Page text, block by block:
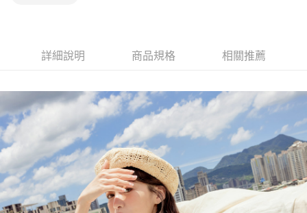
詳細說明 商品規格 相關推薦